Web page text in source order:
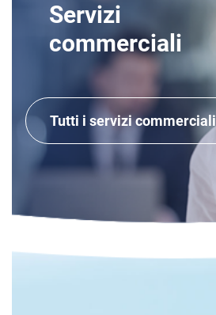
Servizi
commerciali
Tutti i servizi commerciali